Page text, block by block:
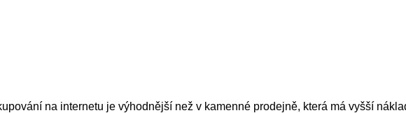
na internetu je výhodnější než v kamenné prodejně, která má vyšší